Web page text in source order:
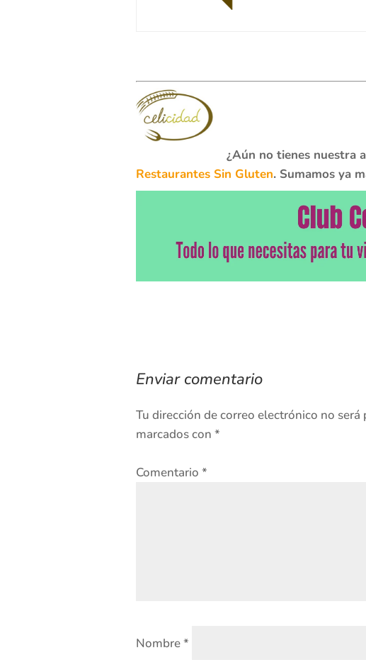
¿Aún no tienes nuestra
Restaurantes Sin Gluten. Sumamos ya
Enviar comentario
Tu dirección de correo electrónico no será
marcados con *
Comentario *
Nombre*